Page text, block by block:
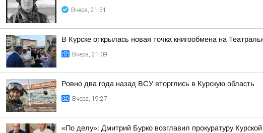
Вчера, 21:51
В Курске открылась новая точка книгообмена на
Вчера, 21:09
Ровно два года назад ВСУ вторглись в Курскую область
Вчера, 19:27
«По делу»: Дмитрий Бурко возглавил прокуратуру